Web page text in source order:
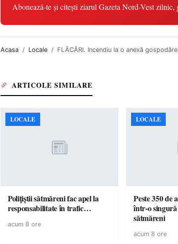
Abonează-te și citești ziarul Gazeta Nord-Vest zilnic,
Acasa Locale FLĂCĂRI. Incendiu la o anexă
ARTICOLE SIMILARE
LOCALE
Polițiștii sătmăreni fac apel la
responsabilitate în trafic…
acum 8 ore
LOCALE
Peste 350 de
într-o
sătmăreni
acum 8 ore